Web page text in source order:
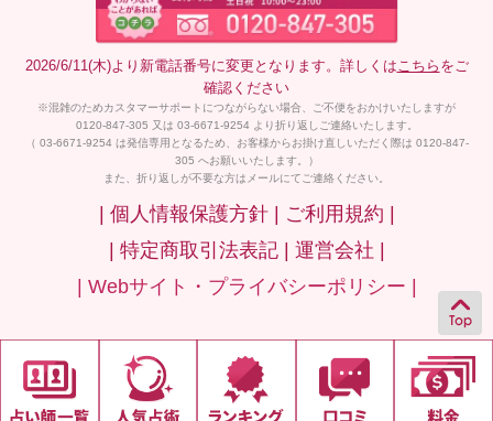
2026/6/11(木)より新電話番号に変更となります。詳しくは こちら をご
確認ください
※混雑のためカスタマーサポートにつながらない場合、ご不便をおかけいたしますが
0120-847-305 又は 03-6671-9254 より折り返しご連絡いたします。
（ 03-6671-9254 は発信専用となるため、お客様からお掛け直しいただく際は 0120-847-
305 へお願いいたします。）
また、折り返しが不要な方はメールにてご連絡ください。
| 個人情報保護方針 | ご利用規約 |
| 特定商取引法表記 | 運営会社 |
| Webサイト・プライバシーポリシー |